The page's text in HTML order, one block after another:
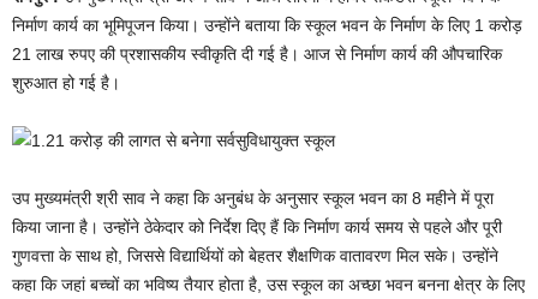
निर्माण कार्य का भूमिपूजन किया। उन्होंने बताया कि स्कूल भवन के निर्माण के लिए 1 करोड़
21 लाख रुपए की प्रशासकीय स्वीकृति दी गई है। आज से निर्माण कार्य की औपचारिक
शुरुआत हो गई है।
उप मुख्यमंत्री श्री साव ने कहा कि अनुबंध के अनुसार स्कूल भवन का 8 महीने में पूरा
किया जाना है। उन्होंने ठेकेदार को निर्देश दिए हैं कि निर्माण कार्य समय से पहले और पूरी
गुणवत्ता के साथ हो, जिससे विद्यार्थियों को बेहतर शैक्षणिक वातावरण मिल सके। उन्होंने
कहा कि जहां बच्चों का भविष्य तैयार होता है, उस स्कूल का अच्छा भवन बनना क्षेत्र के लिए